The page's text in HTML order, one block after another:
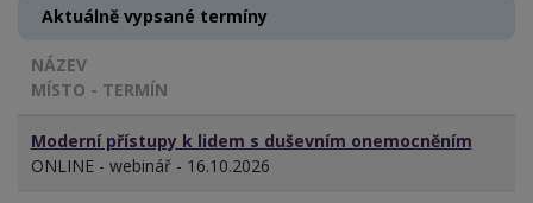
Aktuálně vypsané termíny
NÁZEV
MÍSTO - TERMÍN
Moderní přístupy k lidem s duševním onemocněním
ONLINE - webinář - 16.10.2026